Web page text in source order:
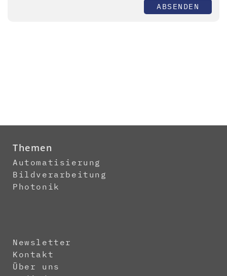
ABSENDEN
Themen
Automatisierung
Bildverarbeitung
Photonik
Newsletter
Kontakt
Über uns